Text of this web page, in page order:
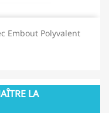
Embout Polyvalent
LA